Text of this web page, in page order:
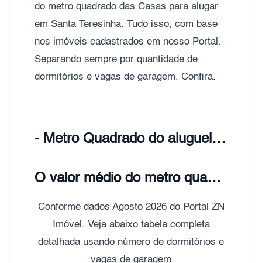
do metro quadrado das Casas para alugar
em Santa Teresinha. Tudo isso, com base
nos imóveis cadastrados em nosso Portal.
Separando sempre por quantidade de
dormitórios e vagas de garagem. Confira.
- Metro Quadrado do aluguel Santa Teresinha, Zona Norte de São Paulo;
O valor médio do metro quadrado do aluguel de Casas e Sobrados Santa Teresinha é de R$ 20,00
Conforme dados Agosto 2026 do Portal ZN
Imóvel. Veja abaixo tabela completa
detalhada usando número de dormitórios e
vagas de garagem